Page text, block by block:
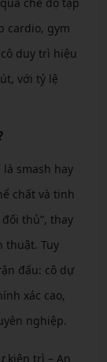
cardio, gym
duy trì hiệu
với tỷ lệ
smash hay
chất và tinh
thủ”, thay
thuật. Tuy
đấu: cô dự
xác cao,
nghiệp.
kiên trì – An